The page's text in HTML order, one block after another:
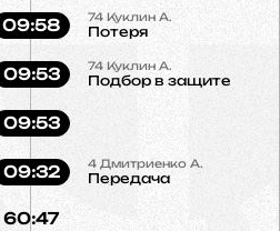
74 Куклин А.
Потеря
09:58
74 Куклин А.
Подбор в защите
09:53
09:53
4 Дмитриенко А.
Передача
09:32
60:47